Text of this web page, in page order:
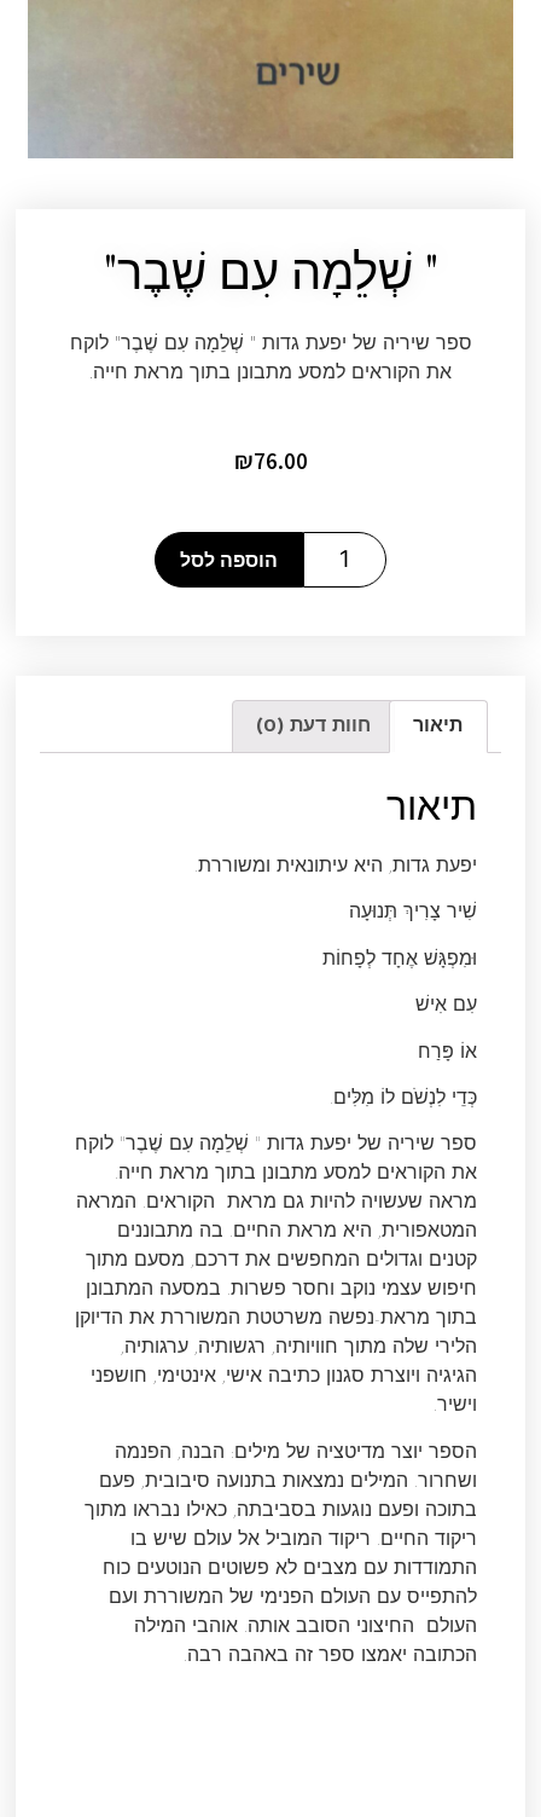
" שְׁלֵמָה עִם שֶׁבֶר"
ספר שיריה של יפעת גדות " שְׁלֵמָה עִם שֶׁבֶר" לוקח
את הקוראים למסע מתבונן בתוך מראת חייה.
₪76.00
הוספה לסל
תיאור חוות דעת (0)
תיאור
יפעת גדות, היא עיתונאית ומשוררת.
שִׁיר צָרִיךְ תְּנוּעָה
וּמִפְגָּשׁ אֶחָד לְפָחוֹת
עִם אִישׁ
אוֹ פָּרַח
כְּדֵי לִנְשֹׁם לוֹ מִלִּים.
ספר שיריה של יפעת גדות " שְׁלֵמָה עִם שֶׁבֶר" לוקח
את הקוראים למסע מתבונן בתוך מראת חייה.
מראה שעשויה להיות גם מראת הקוראים. המראה
המטאפורית, היא מראת החיים. בה מתבוננים
קטנים וגדולים המחפשים את דרכם, מסעם מתוך
חיפוש עצמי נוקב וחסר פשרות. במסעה המתבונן
בתוך מראת-נפשה משרטטת המשוררת את הדיוקן
הלירי שלה מתוך חוויותיה, רגשותיה, ערגותיה,
הגיגיה ויוצרת סגנון כתיבה אישי, אינטימי, חושפני
וישיר.
הספר יוצר מדיטציה של מילים: הבנה, הפנמה
ושחרור. המילים נמצאות בתנועה סיבובית, פעם
בתוכה ופעם נוגעות בסביבתה, כאילו נבראו מתוך
ריקוד החיים. ריקוד המוביל אל עולם שיש בו
התמודדות עם מצבים לא פשוטים הנוטעים כוח
להתפייס עם העולם הפנימי של המשוררת ועם
העולם החיצוני הסובב אותה. אוהבי המילה
הכתובה יאמצו ספר זה באהבה רבה.